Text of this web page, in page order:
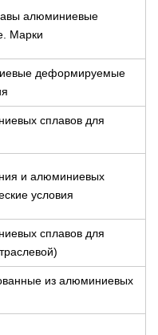
алюминиевые
Марки
деформируемые
сплавов для
и алюминиевых
условия
сплавов для
из алюминиевых